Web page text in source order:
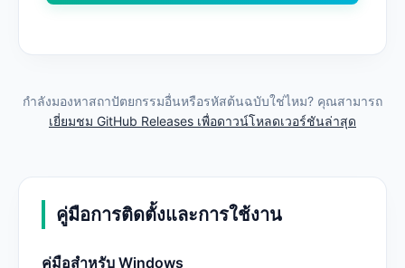
กำลังมองหาสถาปัตยกรรมอื่นหรือรหัสต้นฉบับใช่ไหม? คุณสามารถ
เยี่ยมชม GitHub Releases เพื่อดาวน์โหลดเวอร์ชันล่าสุด
คู่มือการติดตั้งและการใช้งาน
คู่มือสำหรับ Windows